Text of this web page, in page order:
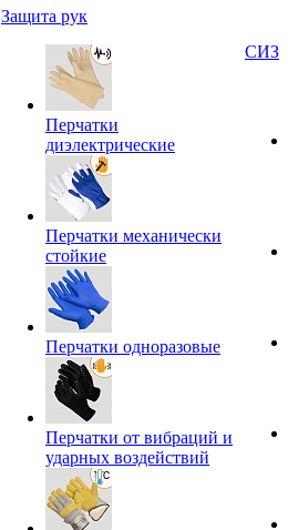
Защита рук
Перчатки
диэлектрические
Перчатки механически
стойкие
Перчатки одноразовые
Перчатки от вибраций и
ударных воздействий
СИЗ